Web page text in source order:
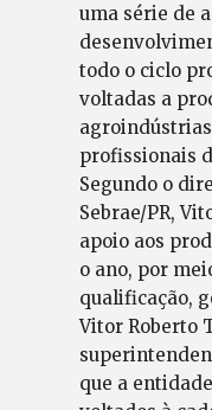
uma série de
todo o ciclo
voltadas a
profissionais
Segundo o
Sebrae/PR,
apoio aos
o ano, por
qualificação,
Vitor Roberto
que a